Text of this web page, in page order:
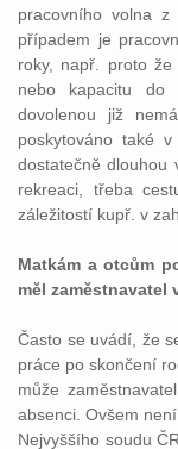
pracovního volna z
případem je
roky, např. proto
nebo kapacitu do
dovolenou již
poskytováno také
dostatečně dlouhou
rekreaci, třeba
záležitostí kupř. v
Matkám a otcům
měl zaměstnavatel
Často se uvádí, že
práce po skončení
může
absenci. Ovšem
Nejvyššího soudu